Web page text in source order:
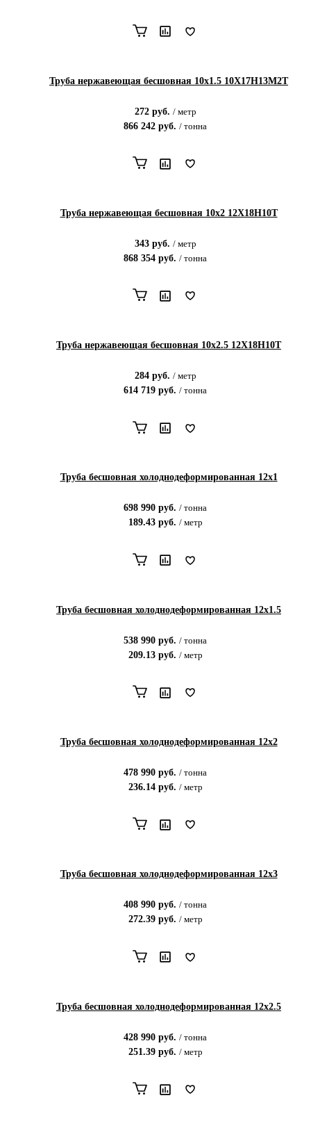
Труба нержавеющая бесшовная 10х1.5 10Х17Н13М2Т
272руб. / метр
866 242 руб. / тонна
Труба нержавеющая бесшовная 10х2 12Х18Н10Т
343руб. / метр
868 354 руб. / тонна
Труба нержавеющая бесшовная 10х2.5 12Х18Н10Т
284руб. / метр
614 719 руб. / тонна
Труба бесшовная холоднодеформированная 12х1
698 990 руб. / тонна
189.43руб. / метр
Труба бесшовная холоднодеформированная 12х1.5
538 990 руб. / тонна
209.13руб. / метр
Труба бесшовная холоднодеформированная 12х2
478 990 руб. / тонна
236.14руб. / метр
Труба бесшовная холоднодеформированная 12х3
408 990 руб. / тонна
272.39руб. / метр
Труба бесшовная холоднодеформированная 12х2.5
428 990 руб. / тонна
251.39руб. / метр